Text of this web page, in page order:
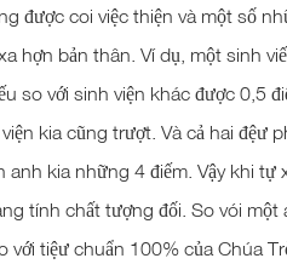
được coi việc thiện và một số
hợn bản thân. Ví dụ, một sinh
so với sinh viện khác được 0,5
kia cũng trượt. Và cả hai đệư
kia những 4 điếm. Vậy khi tự
tính chất tượng đối. So vói một
tiệư chuẩn 100% của Chúa